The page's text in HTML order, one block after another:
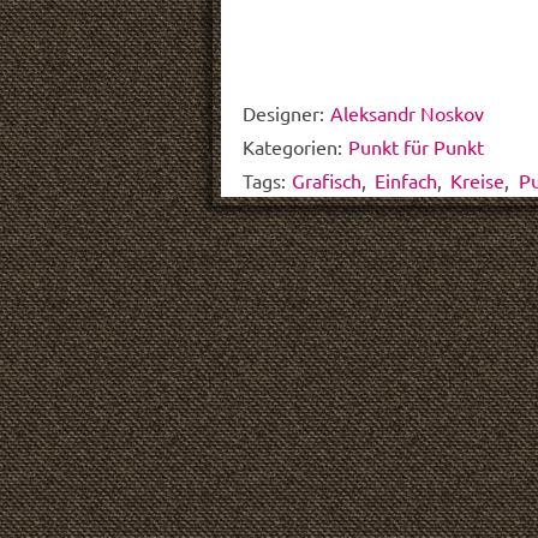
Designer: Aleksandr Noskov
Kategorien: Punkt für Punkt
Tags: Grafisch Einfach Kreise